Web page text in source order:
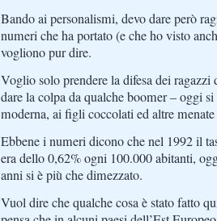
Bando ai personalismi, devo dare però
numeri che ha portato (e che ho visto
vogliono pur dire.
Voglio solo prendere la difesa dei ragazzi
dare la colpa da qualche boomer – oggi
moderna, ai figli coccolati ed altre
Ebbene i numeri dicono che nel 1992 il
era dello 0,62% ogni 100.000 abitanti,
anni si è più che dimezzato.
Vuol dire che qualche cosa è stato fatto